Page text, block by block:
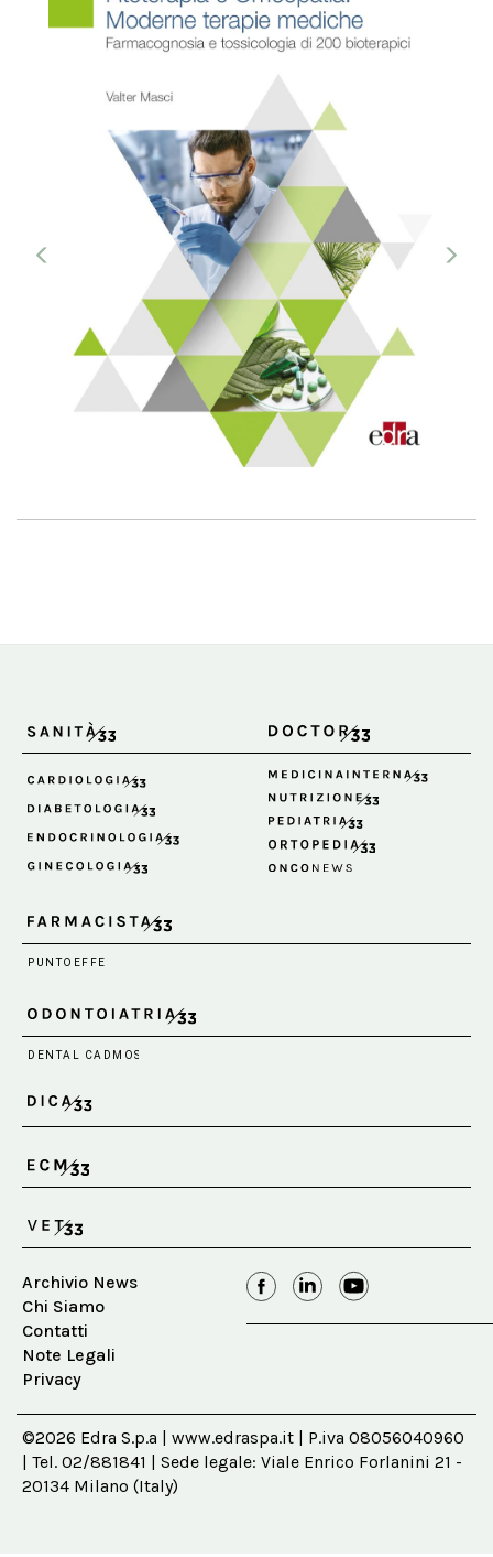
Archivio News
Chi Siamo
Contatti
Note Legali
Privacy
©2026 Edra S.p.a | www.edraspa.it | P.iva 08056040960
| Tel. 02/881841 | Sede legale: Viale Enrico Forlanini 21 -
20134 Milano (Italy)